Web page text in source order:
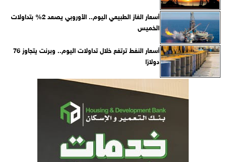
أسعار الغاز الطبيعي اليوم.. الأوروبي يصعد 2% بتداولات
الخميس
أسعار النفط ترتفع خلال تداولات اليوم.. وبرنت يتجاوز 76
دولارًا